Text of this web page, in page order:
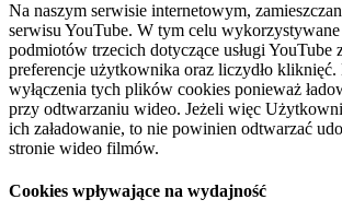
Na naszym serwisie internetowym,
serwisu YouTube. W tym celu
podmiotów trzecich dotyczące usługi YouTube
preferencje użytkownika oraz liczydło
wyłączenia tych plików cookies ponieważ
przy odtwarzaniu wideo. Jeżeli więc
ich załadowanie, to nie powinien odtwarzać
stronie wideo filmów.
Cookies wpływające na wydajność